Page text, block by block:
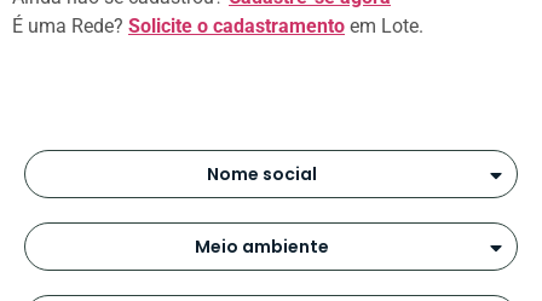
É uma Rede? Solicite o cadastramento em Lote.
Nome social
Meio ambiente